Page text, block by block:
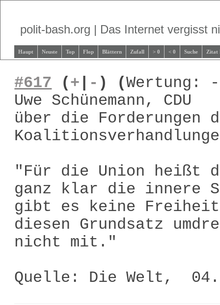
polit-bash.org | Das Internet vergisst
Haupt Neuste Top Flop Blättern Zufall > 0 < 0 Suche Zitat
#617 (+ - ) (Wertung: -
Uwe Schünemann, CDU
über die Forderungen
"Für die Union heißt
ganz klar die innere
gibt es keine
diesen Grundsatz
nicht mit."
Quelle: Die Welt,